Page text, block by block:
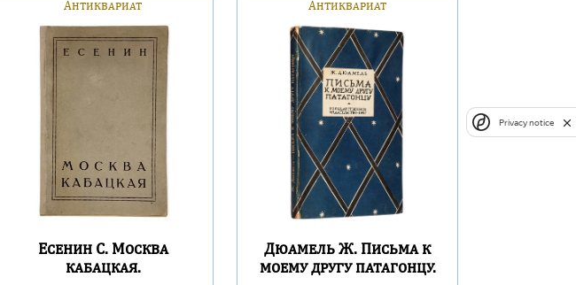
Антиквариат
Есенин С. Москва
кабацкая.
Антиквариат
Дюамель Ж. Письма к
моему другу патагонцу.
Privacy notice